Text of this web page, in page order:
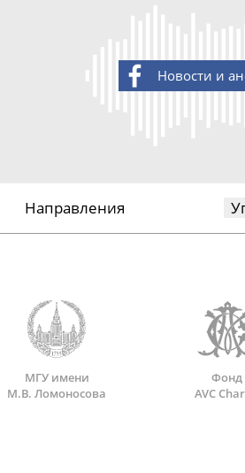
Новости и
Направления
МГУ имени
М.В. Ломоносова
Фонд
AVC